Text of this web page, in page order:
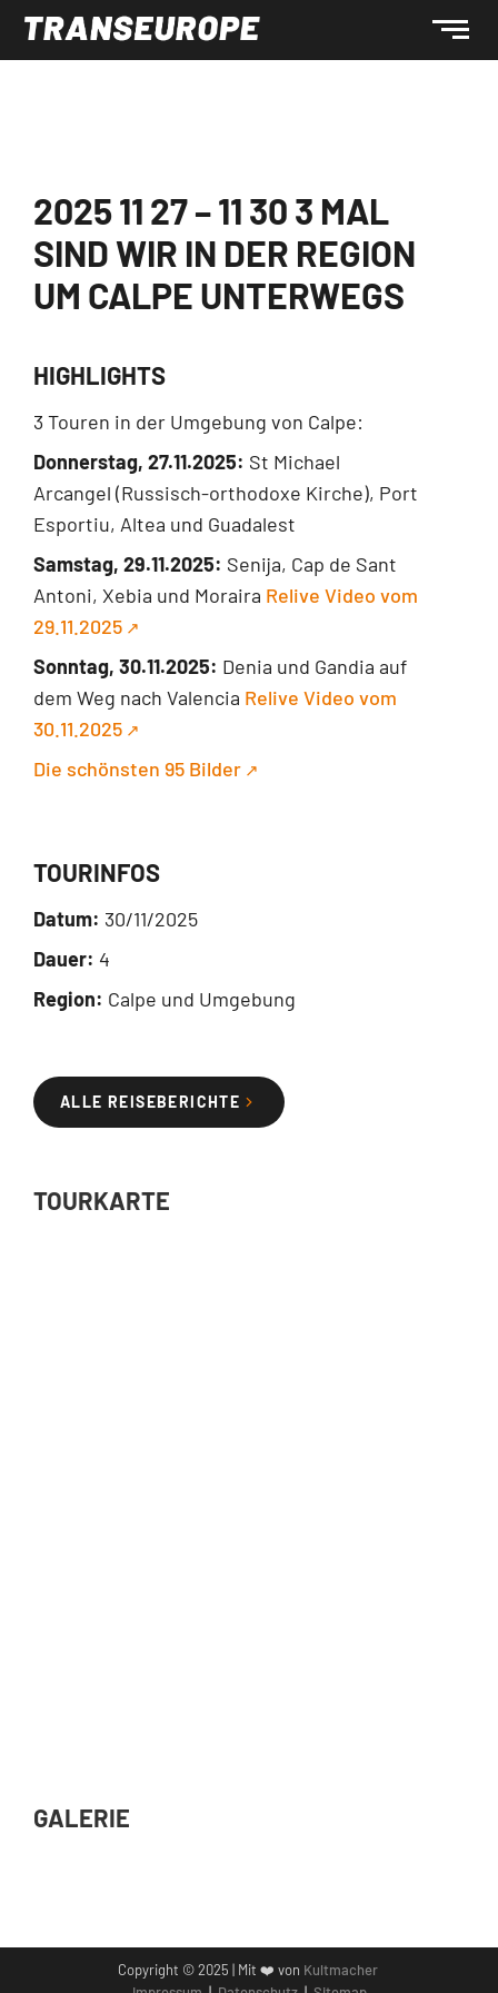
2025 11 27 – 11 30 3 MAL
SIND WIR IN DER REGION
UM CALPE UNTERWEGS
HIGHLIGHTS
3 Touren in der Umgebung von Calpe:
Donnerstag, 27.11.2025: St Michael
Arcangel (Russisch-orthodoxe Kirche), Port
Esportiu, Altea und Guadalest
Samstag, 29.11.2025: Senija, Cap de Sant
Antoni, Xebia und Moraira Relive Video vom
29.11.2025
Sonntag, 30.11.2025: Denia und Gandia auf
dem Weg nach Valencia Relive Video vom
30.11.2025
Die schönsten 95 Bilder
TOURINFOS
Datum: 30/11/2025
Dauer: 4
Region: Calpe und Umgebung
ALLE REISEBERICHTE
TOURKARTE
GALERIE
Copyright © 2025 | Mit ❤️ von Kultmacher